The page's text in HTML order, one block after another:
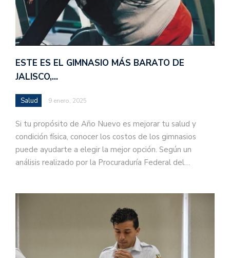
ESTE ES EL GIMNASIO MÁS BARATO DE
JALISCO,…
Salud 9 enero, 2025
Si tu propósito de Año Nuevo es mejorar tu salud y
condición física, conocer los costos de los gimnasios
puede ayudarte a elegir la mejor opción. Según un
análisis realizado por la Procuraduría Federal del…